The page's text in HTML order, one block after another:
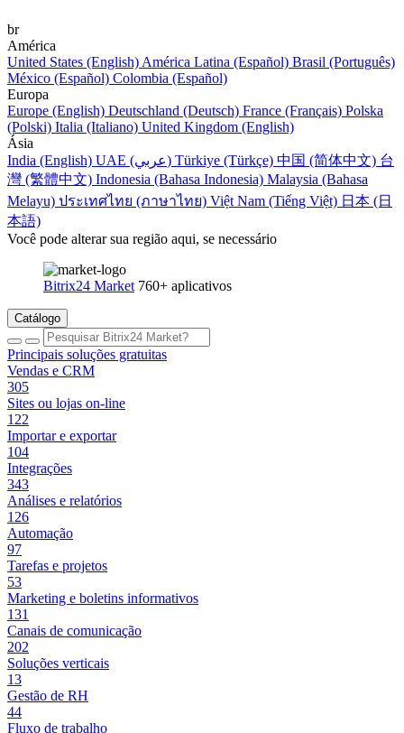
br
América
United States (English) América Latina (Español) Brasil (Português)
México (Español) Colombia (Español)
Europa
Europe (English) Deutschland (Deutsch) France (Français) Polska
(Polski) Italia (Italiano) United Kingdom (English)
Ásia
India (English)
UAE (عربي) Türkiye (Türkçe) 中国 (简体中文) 台
灣 (繁體中文) Indonesia (Bahasa Indonesia) Malaysia (Bahasa
Melayu) ประเทศไทย (ภาษาไทย) Việt Nam (Tiếng Việt) 日本 (日
本語)
Você pode alterar sua região aqui, se necessário
Bitrix24 Market 760+ aplicativos
Catálogo
Principais soluções gratuitas
Vendas e CRM
305
Sites ou lojas on-line
122
Importar e exportar
104
Integrações
343
Análises e relatórios
126
Automação
97
Tarefas e projetos
53
Marketing e boletins informativos
131
Canais de comunicação
202
Soluções verticais
13
Gestão de RH
44
Fluxo de trabalho